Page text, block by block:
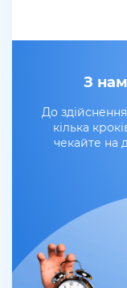
З
До
кілька
чекайте на